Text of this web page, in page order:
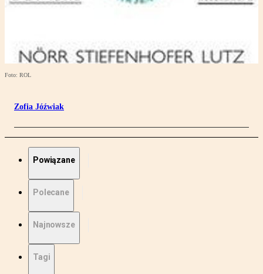
Foto: ROL
Zofia Jóźwiak
Powiązane
Polecane
Najnowsze
Tagi